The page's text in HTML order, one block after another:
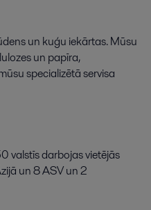
un kuģu iekārtas. Mūsu
un papīra,
specializētā servisa
valstīs darbojas vietējās
un 8 ASV un 2